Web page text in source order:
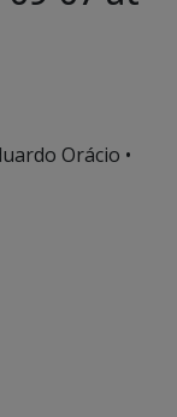
Orácio •